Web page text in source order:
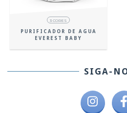
3 CORES
PURIFICADOR DE AGUA
EVEREST BABY
SIGA-